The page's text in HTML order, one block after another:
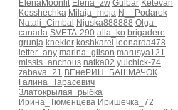
ElenaMoonlit Elena_zw Gulbar Ketevan
Kosshechka Milaja_moja N__Podarok
Natali_Cimbal Njuska888888 Olga-
canada SVETA-290 alla_ko brigadere
grunja knekler koshkarel
leonarda478
letter_any marina_glison marusya121
missis_anchous natka02 yulchick-74
zabava_21 ВЕнеРИН_БАШМАЧОК
Галина_Тарасевич
Златокрылая_рыбка
Ирина_Тюменцева Иришечка_72